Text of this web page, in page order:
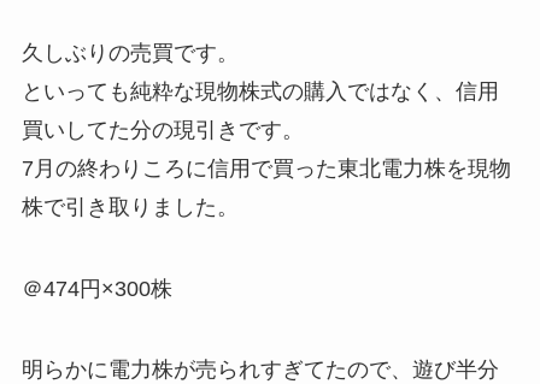
久しぶりの売買です。
といっても純粋な現物株式の購入ではなく、信用
買いしてた分の現引きです。
7月の終わりころに信用で買った東北電力株を現物
株で引き取りました。
＠474円×300株
明らかに電力株が売られすぎてたので、遊び半分